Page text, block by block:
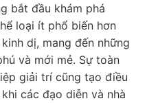
bắt đầu khám phá
loại ít phổ biến hơn
dị, mang đến những
và mới mẻ. Sự toàn
giải trí cũng tạo điều
các đạo diễn và nhà